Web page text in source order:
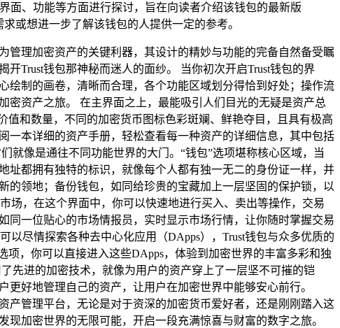
面、功能等方面进行探讨，旨在向读者介绍该钱包的最新版
或想进一步了解该钱包的人提供一定的参考。
管理加密资产的关键利器，其设计的精妙与功能的完备自然备受瞩
Trust钱包那神秘而迷人的面纱。 当你初次开启Trust钱包的界
绘制的画卷，清晰而合理，各个功能区域划分得恰到好处；操作流
资产之旅。 在主界面之上，最能吸引人们目光的无疑是资产总
和数量，不同的加密货币图标色彩斑斓、鲜艳夺目，且具有极高
一本详细的资产手册，轻松查看每一种资产的详细信息，其中包括
就像是通往不同功能世界的大门。“钱包”选项堪称核心区域，当
址都拥有独特的标识，就像每个人都有独一无二的身份证一样，并
的领地；备份钱包，如同给珍贵的宝藏加上一层坚固的保护锁，以
场，在这个界面中，你可以快速地进行买入、卖出等操作，交易
一位贴心的市场情报员，实时显示市场行情，让你随时掌握交易
尽情探索各种去中心化应用（DApps），Trust钱包与众多优质的
，你可以直接进入这些DApps，体验到加密世界的丰富多彩和独
先进的加密技术，就像为用户的资产穿上了一层坚不可摧的铠
好地管理自己的资产，让用户在加密世界中能够安心前行。
产管理平台，无论是对于资深的加密货币爱好者，还是刚刚踏入这
加密世界的无限可能，开启一段充满惊喜与财富的数字之旅。